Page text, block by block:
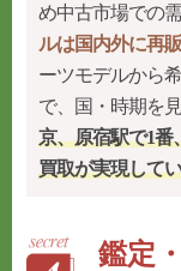
め中古市場での
ルは国内外に再
ーツモデルから
で、国・時期を
京、原宿駅で1番
買取が実現して
鑑定